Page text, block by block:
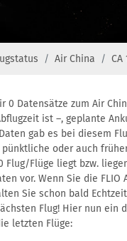
Air China CA
0 Datensätze zum Air
ist –, geplante
gab es bei diesem
pünktliche oder auch
Flug/Flüge liegt bzw.
vor. Wenn Sie die FLIO
Sie schon bald
Flug! Hier nun ein
letzten Flüge: